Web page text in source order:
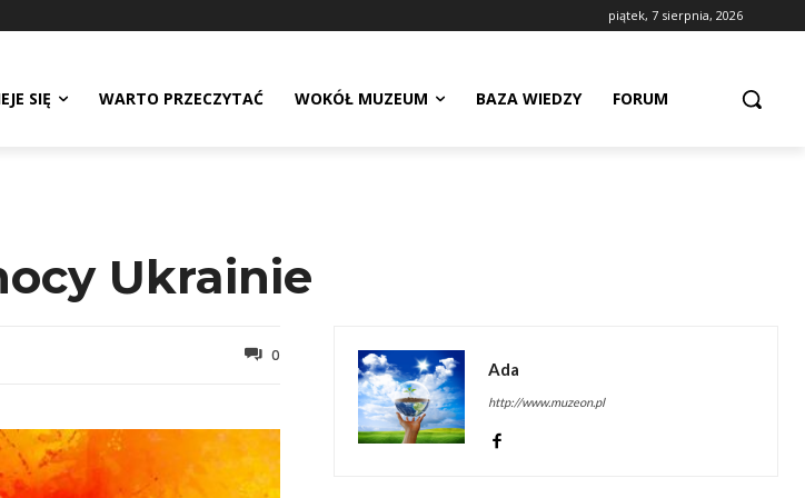
piątek, 7 sierpnia, 2026
SIĘ WARTO PRZECZYTAĆ WOKÓŁ MUZEUM BAZA WIEDZY FORUM
Ukrainie
0
Ada
http://www.muzeon.pl